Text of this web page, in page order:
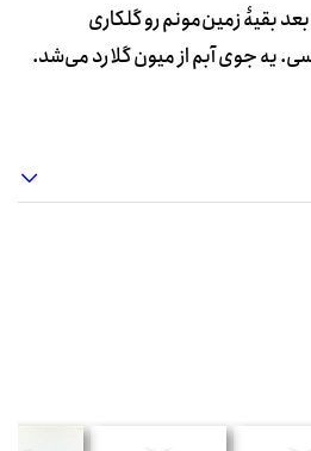
بقیۀ زمین‌مونم رو گلکاری
یه جوی آبم از میون گلا رد می‌شد.